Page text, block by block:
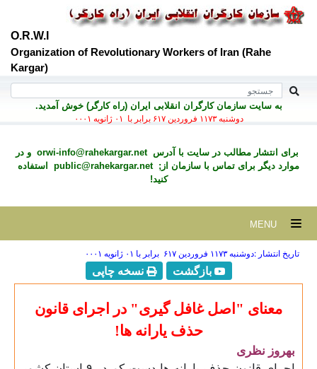
O.R.W.I
Organization of Revolutionary Workers of Iran (Rahe
Kargar)
به سايت سازمان کارگران انقلابی ايران (راه کارگر) خوش آمديد.
دوشنبه ۱۱۷۳ فروردين ۶۱۷ برابر با ۰۱ ژانويه ۰۰۰۱
برای انتشار مطالب در سايت با آدرسorwi-info@rahekargar.net و در
موارد ديگر برای تماس با سازمان از;public@rahekargar.net
استفاده
کنید!
تاریخ انتشار :دوشنبه ۱۱۷۳ فروردين ۶۱۷ برابر با ۰۱ ژانويه ۰۰۰۱
بازگشت نسخه چاپی
معنای "اصل غافل گیری" در اجرای قانون
حذف یارانه ها!
بهروز نظری